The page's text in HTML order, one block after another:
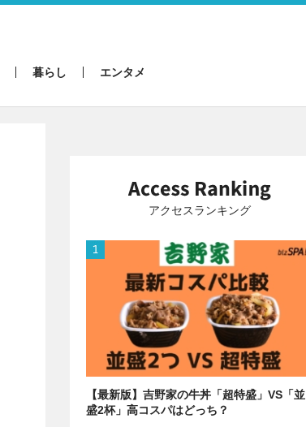
暮らし エンタメ
アクセスランキング
【最新版】吉野家の牛丼「超特盛」VS「並
盛2杯」高コスパはどっち？